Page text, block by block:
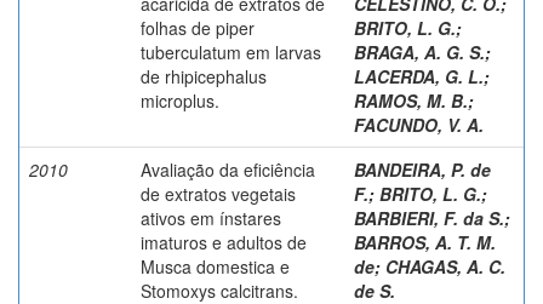
folhas de piper
tuberculatum em larvas
de rhipicephalus
microplus.
BRITO, L. G.;
BRAGA, A. G. S.;
LACERDA, G. L.;
RAMOS, M. B.;
FACUNDO, V. A.
2010
Avaliação da eficiência
de extratos vegetais
ativos em ínstares
imaturos e adultos de
Musca domestica e
Stomoxys calcitrans.
BANDEIRA, P. de
F.; BRITO, L. G.;
BARBIERI, F. da S.;
BARROS, A. T. M.
de; CHAGAS, A. C.
de S.